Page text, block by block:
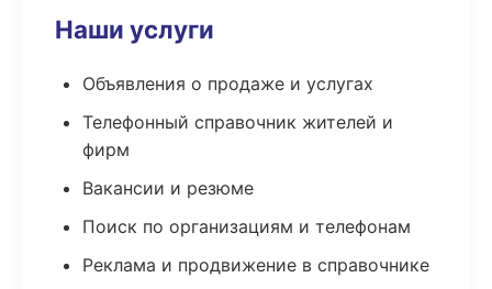
Наши услуги
Объявления о продаже и услугах
Телефонный справочник жителей и
фирм
Вакансии и резюме
Поиск по организациям и телефонам
Реклама и продвижение в справочнике